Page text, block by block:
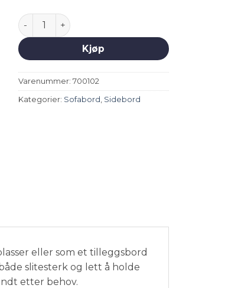
Nika sofabord Ø45 - Royal White antall
Kjøp
Varenummer: 700102
Kategorier: Sofabord , Sidebord
eller som et tilleggsbord
slitesterk og lett å holde
etter behov.